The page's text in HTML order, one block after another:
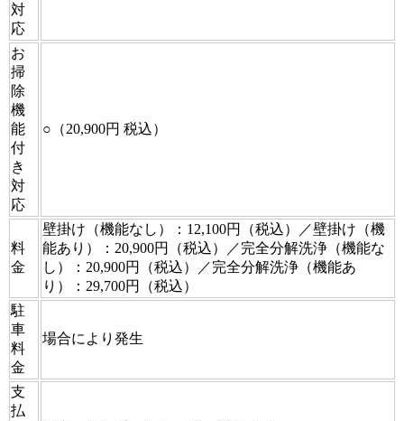
対
応
お
掃
除
機
能
付
き
対
応
○（20,900円 税込）
料
金
壁掛け（機能なし）：12,100円（税込）／壁掛け（機
能あり）：20,900円（税込）／完全分解洗浄（機能な
し）：20,900円（税込）／完全分解洗浄（機能あ
り）：29,700円（税込）
駐
車
料
金
場合により発生
支
払